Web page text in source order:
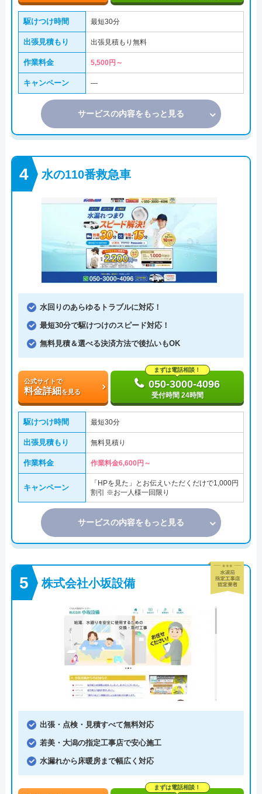
駆けつけ時間 最短30分
出張見積もり 出張見積もり無料
作業料金 5,500円～
キャンペーン ―
サービスの内容をもっと見る
水の110番救急車
水回りのあらゆるトラブルに対応！
最短30分で駆けつけのスピード対応！
無料見積＆選べる決済方法で後払いもOK
公式サイトで
料金詳細を見る
まずは電話相談！
050-3000-4096
受付時間 24時間
駆けつけ時間 最短30分
出張見積もり 無料見積り
作業料金 作業料金6,600円～
キャンペーン
「HPを見た」とお伝えいただくだけで1,000円
割引 ※お一人様一回限り
サービスの内容をもっと見る
株式会社小坂設備
出張・点検・見積すべて無料対応
若美・大潟の指定工事店で安心施工
水漏れから床暖房まで幅広く対応
まずは電話相談！